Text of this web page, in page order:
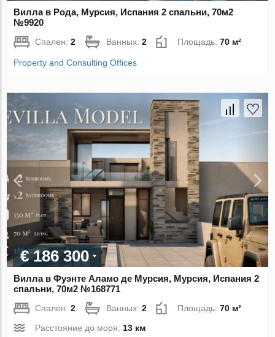
Вилла в Рода, Мурсия, Испания 2 спальни, 70м2
№9920
Спален:2 Ванных:2 Площадь:70 м²
Property and Consulting Offices
€ 186 300
Вилла в Фуэнте Аламо де Мурсия, Мурсия, Испания 2
спальни, 70м2 №168771
Спален:2 Ванных:2 Площадь:70 м²
Расстояние до моря: 13 км